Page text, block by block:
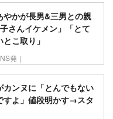
かが長男&三男との親
さんイケメン」「とて
こ取り」
発｜
ンヌに「とんでもない
すよ」値段明かす→スタ